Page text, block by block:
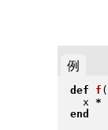
例
def f (
  x
*
end